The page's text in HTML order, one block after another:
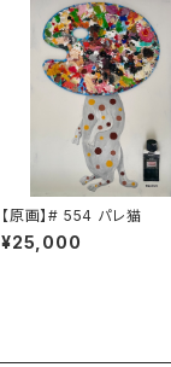
【原画】# 554 パレ猫
¥25,000